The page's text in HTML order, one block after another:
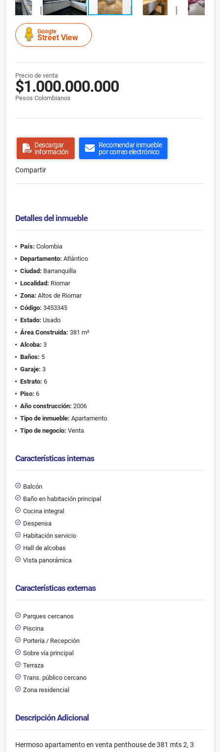
Google
Street View
Precio de venta
$1.000.000.000
Pesos Colombianos
Descargar
información
Recomendar inmueble
por correo electrónico
Compartir
Detalles del inmueble
País: Colombia
Departamento: Atlántico
Ciudad: Barranquilla
Localidad: Riomar
Zona: Altos de Riomar
Código: 3453345
Estado: Usado
Área Construida: 381 m²
Alcoba: 3
Baños: 5
Garaje: 3
Estrato: 6
Piso: 6
Año construcción: 2006
Tipo de inmueble: Apartamento
Tipo de negocio: Venta
Características internas
Balcón
Baño en habitación principal
Cocina integral
Despensa
Habitación servicio
Hall de alcobas
Vista panorámica
Características externas
Parques cercanos
Piscina
Portería / Recepción
Sobre vía principal
Terraza
Trans. público cercano
Zona residencial
Descripción Adicional
Hermoso apartamento en venta penthouse de 381 mts 2, 3